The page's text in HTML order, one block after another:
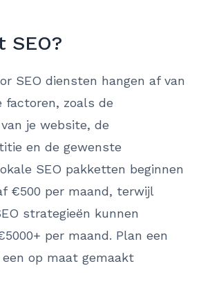
SEO?
SEO diensten hangen af van
factoren, zoals de
je website, de
en de gewenste
SEO pakketten beginnen
€500 per maand, terwijl
strategieën kunnen
per maand. Plan een
op maat gemaakt